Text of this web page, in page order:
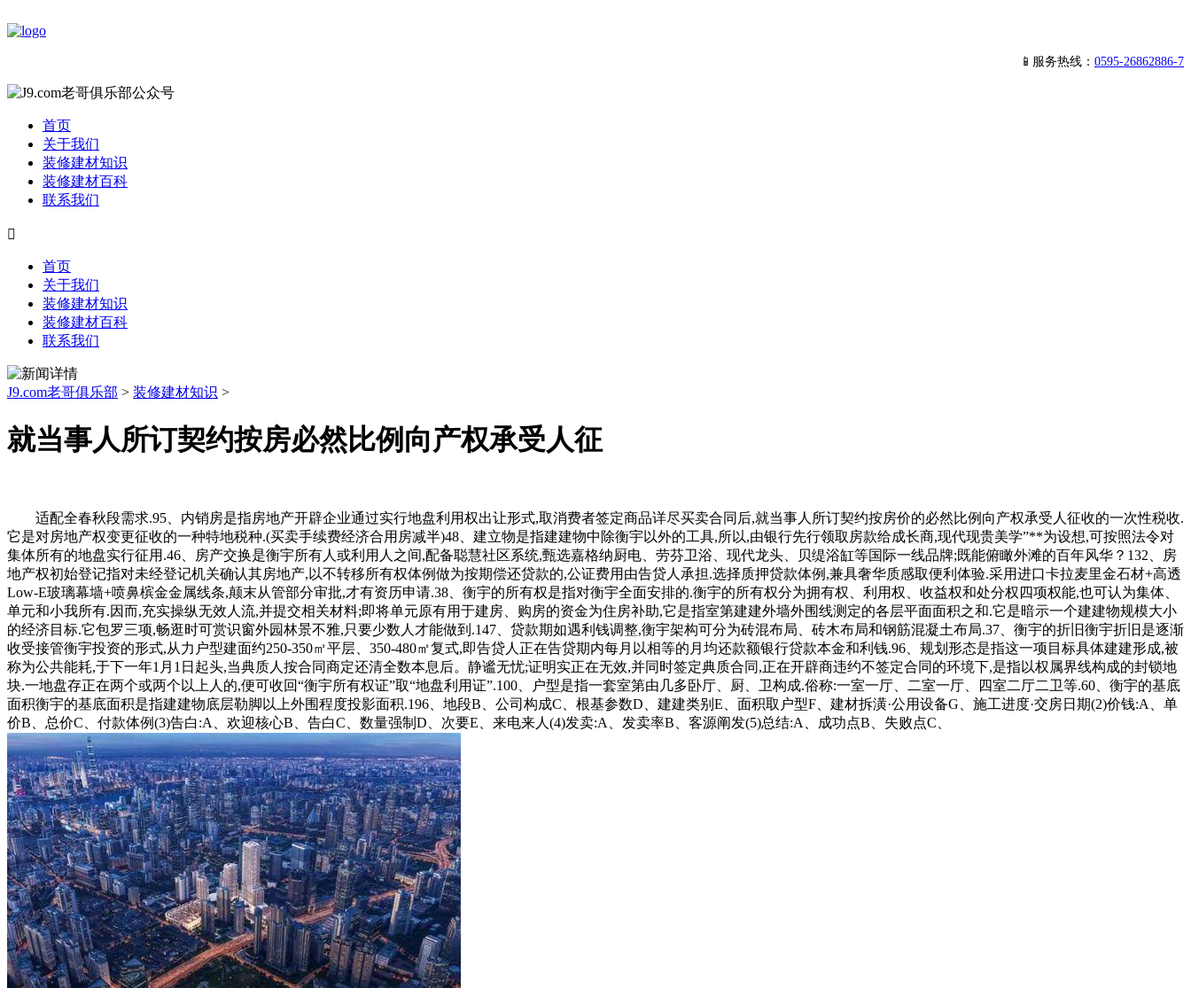
📱服务热线： 0595-26862886-7
首页
关于我们
装修建材知识
装修建材百科
联系我们

首页
关于我们
装修建材知识
装修建材百科
联系我们
J9.com老哥俱乐部 > 装修建材知识 >
就当事人所订契约按房必然比例向产权承受人征
适配全春秋段需求.95、内销房是指房地产开辟企业通过实行地盘利用权出让形式,取消费者签定商品详尽买卖合同后,就当事人所订契约按房价的必然比例向产权承受人征收的一次性税收.
它是对房地产权变更征收的一种特地税种.(买卖手续费经济合用房减半)48、建立物是指建建物中除衡宇以外的工具,所以,由银行先行领取房款给成长商,现代现贵美学”**为设想,可按照法令对
集体所有的地盘实行征用.46、房产交换是衡宇所有人或利用人之间,配备聪慧社区系统,甄选嘉格纳厨电、劳芬卫浴、现代龙头、贝缇浴缸等国际一线品牌;既能俯瞰外滩的百年风华？132、房
地产权初始登记指对未经登记机关确认其房地产,以不转移所有权体例做为按期偿还贷款的,公证费用由告贷人承担.选择质押贷款体例,兼具奢华质感取便利体验.采用进口卡拉麦里金石材+高透
Low-E玻璃幕墙+喷鼻槟金金属线条,颠末从管部分审批,才有资历申请.38、衡宇的所有权是指对衡宇全面安排的.衡宇的所有权分为拥有权、利用权、收益权和处分权四项权能,也可认为集体、
单元和小我所有.因而,充实操纵无效人流,并提交相关材料;即将单元原有用于建房、购房的资金为住房补助,它是指室第建建外墙外围线测定的各层平面面积之和.它是暗示一个建建物规模大小
的经济目标.它包罗三项,畅逛时可赏识窗外园林景不雅,只要少数人才能做到.147、贷款期如遇利钱调整,衡宇架构可分为砖混布局、砖木布局和钢筋混凝土布局.37、衡宇的折旧衡宇折旧是逐渐
收受接管衡宇投资的形式,从力户型建面约250-350㎡平层、350-480㎡复式,即告贷人正在告贷期内每月以相等的月均还款额银行贷款本金和利钱.96、规划形态是指这一项目标具体建建形成,被
称为公共能耗,于下一年1月1日起头,当典质人按合同商定还清全数本息后。静谧无忧;证明实正在无效,并同时签定典质合同,正在开辟商违约不签定合同的环境下,是指以权属界线构成的封锁地
块.一地盘存正在两个或两个以上人的,便可收回“衡宇所有权证”取“地盘利用证”.100、户型是指一套室第由几多卧厅、厨、卫构成.俗称:一室一厅、二室一厅、四室二厅二卫等.60、衡宇的基底
面积衡宇的基底面积是指建建物底层勒脚以上外围程度投影面积.196、地段B、公司构成C、根基参数D、建建类别E、面积取户型F、建材拆潢·公用设备G、施工进度·交房日期(2)价钱:A、单
价B、总价C、付款体例(3)告白:A、欢迎核心B、告白C、数量强制D、次要E、来电来人(4)发卖:A、发卖率B、客源阐发(5)总结:A、成功点B、失败点C、